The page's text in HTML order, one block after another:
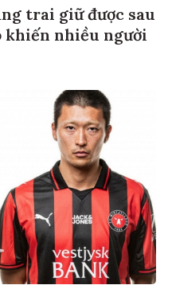
trai giữ được sau
nhiều người